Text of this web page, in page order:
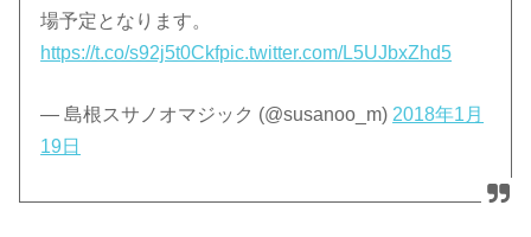
場予定となります。
https://t.co/s92j5t0Ckfpic.twitter.com/L5UJbxZhd5
— 島根スサノオマジック (@susanoo_m) 2018年1月
19日